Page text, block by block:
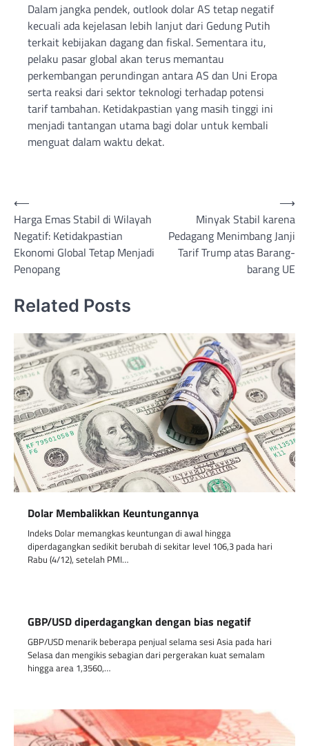
Dalam jangka pendek, outlook dolar AS tetap negatif
kecuali ada kejelasan lebih lanjut dari Gedung Putih
terkait kebijakan dagang dan fiskal. Sementara itu,
pelaku pasar global akan terus memantau
perkembangan perundingan antara AS dan Uni Eropa
serta reaksi dari sektor teknologi terhadap potensi
tarif tambahan. Ketidakpastian yang masih tinggi ini
menjadi tantangan utama bagi dolar untuk kembali
menguat dalam waktu dekat.
Post
navigation
⟵
Harga Emas Stabil di Wilayah
Negatif: Ketidakpastian
Ekonomi Global Tetap Menjadi
Penopang
Minyak Stabil karena
Pedagang Menimbang Janji
Tarif Trump atas Barang-
barang UE
⟶
Related Posts
Dolar Membalikkan Keuntungannya
Indeks Dolar memangkas keuntungan di awal hingga
diperdagangkan sedikit berubah di sekitar level 106,3 pada hari
Rabu (4/12), setelah PMI…
GBP/USD diperdagangkan dengan bias negatif
GBP/USD menarik beberapa penjual selama sesi Asia pada hari
Selasa dan mengikis sebagian dari pergerakan kuat semalam
hingga area 1,3560,…